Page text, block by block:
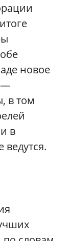
новое
—
в том
в
ведутся.